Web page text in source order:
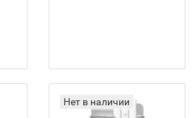
Нет в наличии